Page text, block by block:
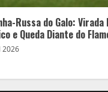
Russa do Galo: Virada
e Queda Diante do
2026